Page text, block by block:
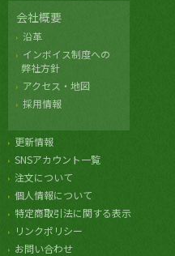
会社概要
沿革
インボイス制度への
弊社方針
アクセス・地図
採用情報
更新情報
SNSアカウント一覧
注文について
個人情報について
特定商取引法に関する表示
リンクポリシー
お問い合わせ